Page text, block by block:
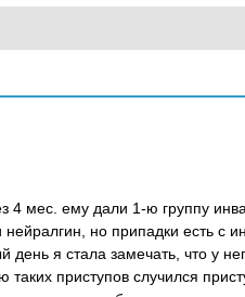
мес. ему дали 1-ю группу
но припадки есть с
я стала замечать, что у
приступов случился